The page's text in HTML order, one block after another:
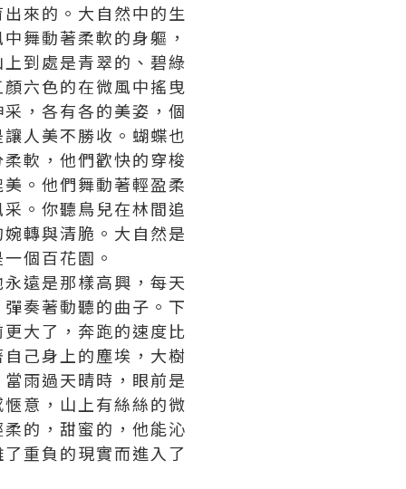
來的。大自然中的生
舞動著柔軟的身軀，
到處是青翠的、碧綠
六色的在微風中搖曳
，各有各的美姿，個
人美不勝收。蝴蝶也
軟，他們歡快的穿梭
。他們舞動著輕盈柔
。你聽鳥兒在林間追
轉與清脆。大自然是
個百花園。
遠是那樣高興，每天
奏著動聽的曲子。下
大了，奔跑的速度比
己身上的塵埃，大樹
雨過天晴時，眼前是
意，山上有絲絲的微
的，甜蜜的，他能沁
重負的現實而進入了